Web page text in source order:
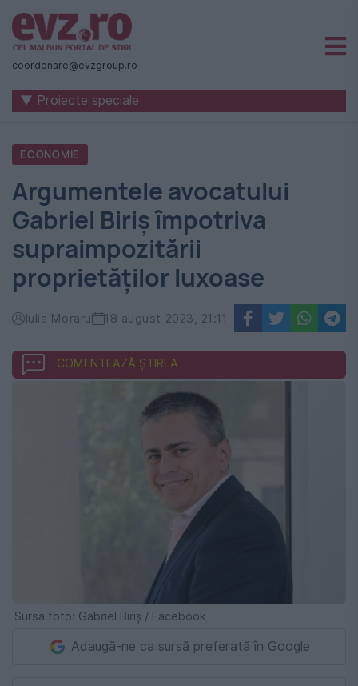
Știri
naționale
internaționale
România
-
Evenimentul
Zilei
coordonare@evzgroup.ro
▼ Proiecte speciale
ECONOMIE
Argumentele avocatului
Gabriel Biriș împotriva
supraimpozitării
proprietăților luxoase
Iulia Moraru 18 august 2023, 21:11
COMENTEAZĂ ȘTIREA
Sursa foto: Gabriel Biriș / Facebook
Adaugă-ne ca sursă preferată în Google